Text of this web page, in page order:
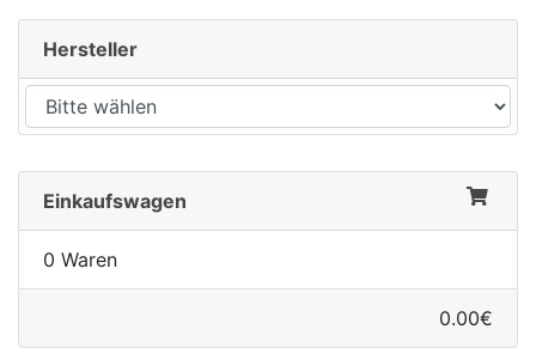
Hersteller
Einkaufswagen
0 Waren
0.00€